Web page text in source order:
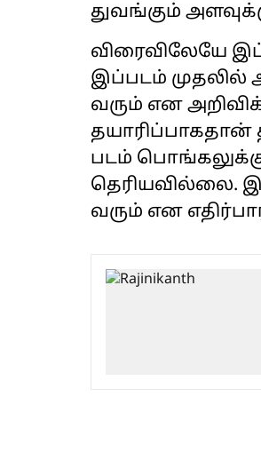
துவங்கும்
விரைவிலேயே
இப்படம் முதலில்
வரும் என
படம் பொங்கலுக்கு
தெரியவில்லை.
வரும் என